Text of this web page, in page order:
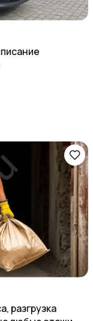
pазгрузка